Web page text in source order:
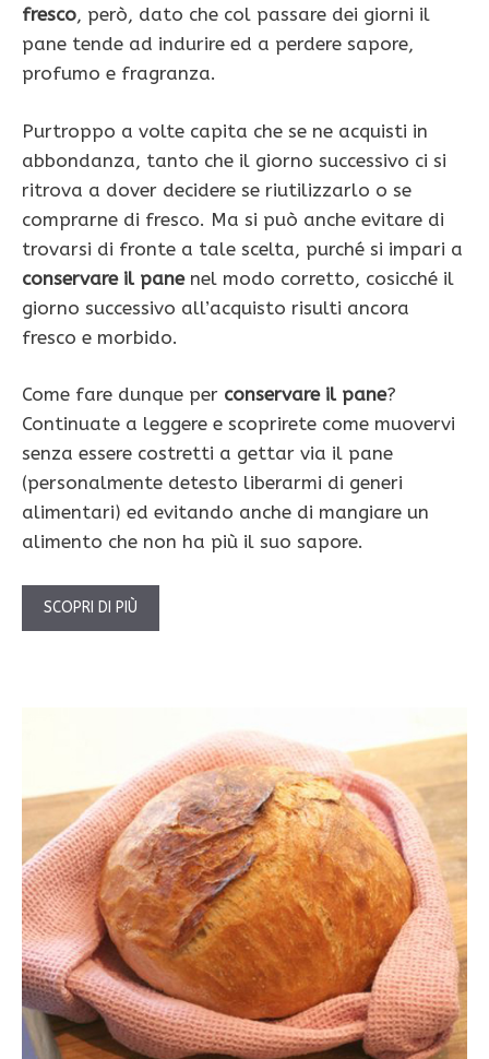
fresco, però, dato che col passare dei giorni il
pane tende ad indurire ed a perdere sapore,
profumo e fragranza.
Purtroppo a volte capita che se ne acquisti in
abbondanza, tanto che il giorno successivo ci si
ritrova a dover decidere se riutilizzarlo o se
comprarne di fresco. Ma si può anche evitare di
trovarsi di fronte a tale scelta, purché si impari a
conservare il panenel modo corretto, cosicché il
giorno successivo all’acquisto risulti ancora
fresco e morbido.
Come fare dunque per conservare il pane?
Continuate a leggere e scoprirete come muovervi
senza essere costretti a gettar via il pane
(personalmente detesto liberarmi di generi
alimentari) ed evitando anche di mangiare un
alimento che non ha più il suo sapore.
SCOPRI DI PIÙ